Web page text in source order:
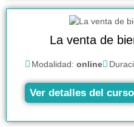
La venta de
Modalidad: online
Ver detalles del curso